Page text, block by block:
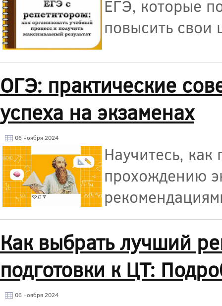
ЕГЭ, которые
повысить свои
ОГЭ: практические
успеха на экзаменах
06 ноября 2024
Научитесь, как
прохождению
Как выбрать лучший
подготовки к ЦТ:
06 ноября 2024